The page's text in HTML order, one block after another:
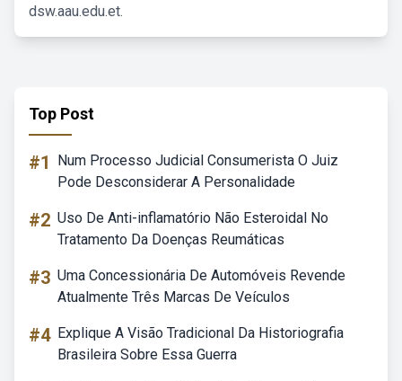
dsw.aau.edu.et.
Top Post
#1
Num Processo Judicial Consumerista O Juiz
Pode Desconsiderar A Personalidade
#2 Uso De Anti-inflamatório Não Esteroidal No
Tratamento Da Doenças Reumáticas
#3 Uma Concessionária De Automóveis Revende
Atualmente Três Marcas De Veículos
#4 Explique A Visão Tradicional Da Historiografia
Brasileira Sobre Essa Guerra